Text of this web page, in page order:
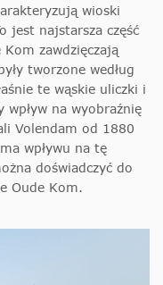
wioski
jest najstarsza część
zawdzięczają
tworzone według
te wąskie uliczki i
wpływ na wyobraźnię
Volendam od 1880
wpływu na tę
doświadczyć do
Oude Kom.